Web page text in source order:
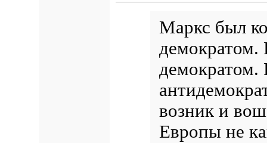
Маркс был
демократом.
демократом.
возник и
Европы не